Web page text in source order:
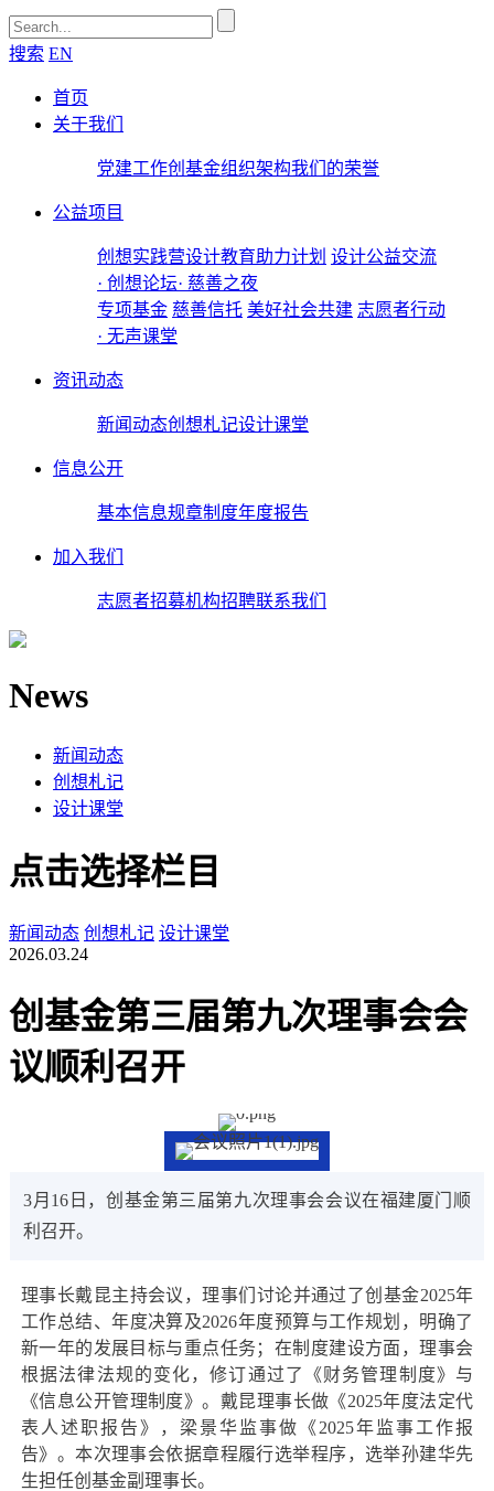
搜索 EN
首页
关于我们
党建工作创基金组织架构我们的荣誉
公益项目
创想实践营设计教育助力计划 设计公益交流
· 创想论坛· 慈善之夜
专项基金 慈善信托 美好社会共建 志愿者行动
· 无声课堂
资讯动态
新闻动态创想札记设计课堂
信息公开
基本信息规章制度年度报告
加入我们
志愿者招募机构招聘联系我们
News
新闻动态
创想札记
设计课堂
点击选择栏目
新闻动态 创想札记 设计课堂
2026.03.24
​创基金第三届第九次理事会会
议顺利召开
3月16日，创基金第三届第九次理事会会议在福建厦门顺
利召开。
理事长戴昆主持会议，理事们讨论并通过了创基金2025年
工作总结、年度决算及2026年度预算与工作规划，明确了
新一年的发展目标与重点任务；在制度建设方面，理事会
根据法律法规的变化，修订通过了《财务管理制度》与
《信息公开管理制度》。戴昆理事长做《2025年度法定代
表人述职报告》，梁景华监事做《2025年监事工作报
告》。本次理事会依据章程履行选举程序，选举孙建华先
生担任创基金副理事长。